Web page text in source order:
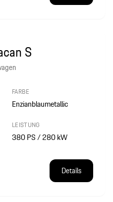
S
FARBE
Enzianblaumetallic
LEISTUNG
380 PS / 280 kW
Details